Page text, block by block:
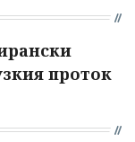
проток